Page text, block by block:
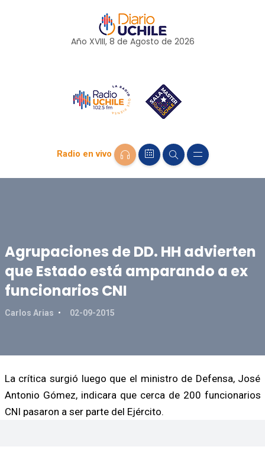
Año XVIII, 8 de Agosto de 2026
Radio en vivo
Agrupaciones de DD. HH advierten
que Estado está amparando a ex
funcionarios CNI
Carlos Arias 02-09-2015
La crítica surgió luego que el ministro de Defensa, José
Antonio Gómez, indicara que cerca de 200 funcionarios
CNI pasaron a ser parte del Ejército.